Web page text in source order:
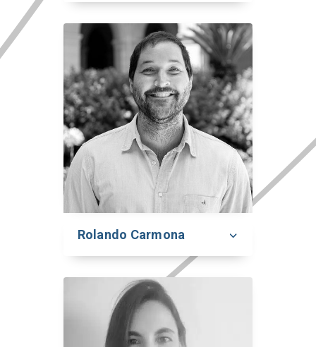
Rolando Carmona